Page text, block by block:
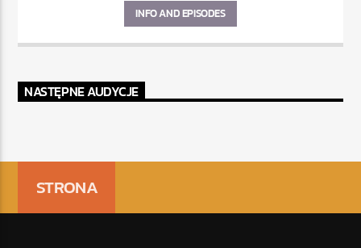
INFO AND EPISODES
NASTĘPNE AUDYCJE
STRONA